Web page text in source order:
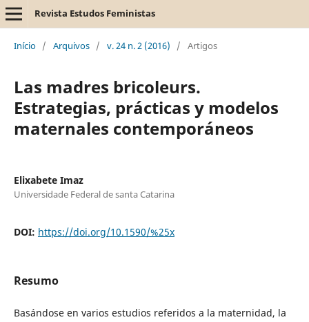
Revista Estudos Feministas
Início / Arquivos / v. 24 n. 2 (2016) / Artigos
Las madres bricoleurs.
Estrategias, prácticas y modelos
maternales contemporáneos
Elixabete Imaz
Universidade Federal de santa Catarina
DOI: https://doi.org/10.1590/%25x
Resumo
Basándose en varios estudios referidos a la maternidad, la